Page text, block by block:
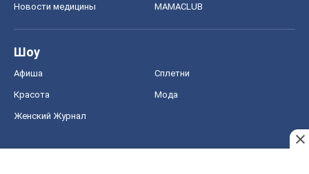
Новости медицины MAMACLUB
Шоу
Афиша Сплетни
Красота Мода
Женский Журнал